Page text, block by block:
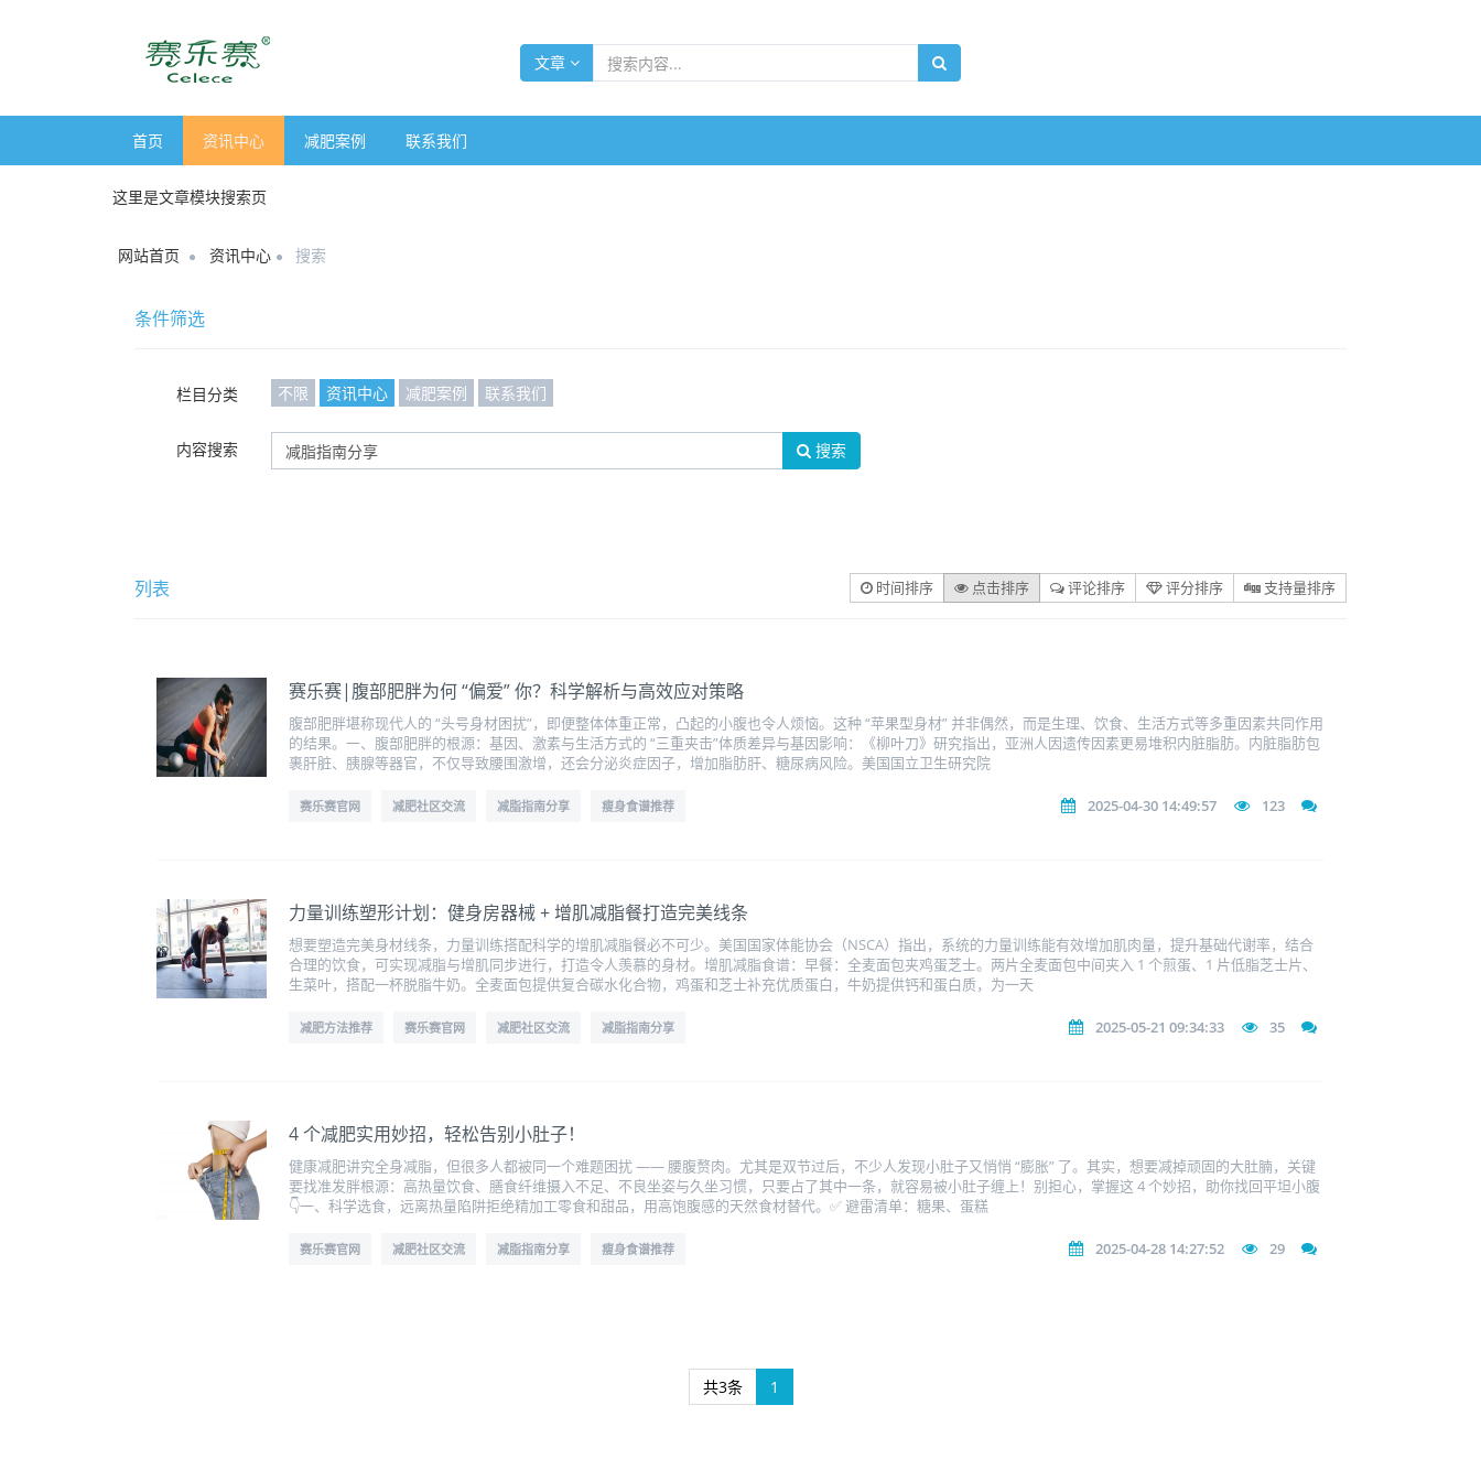
文章
首页 资讯中心 减肥案例 联系我们
这里是文章模块搜索页
网站首页 资讯中心 搜索
条件筛选
栏目分类 不限 资讯中心 减肥案例 联系我们
内容搜索 搜索
列表 时间排序 点击排序 评论排序 评分排序 支持量排序
赛乐赛|腹部肥胖为何 “偏爱” 你？科学解析与高效应对策略
腹部肥胖堪称现代人的 “头号身材困扰”，即便整体体重正常，凸起的小腹也令人烦恼。这种 “苹果型身材” 并非偶然，而是生理、饮食、生活方式等多重因素共同作用
的结果。一、腹部肥胖的根源：基因、激素与生活方式的 “三重夹击”体质差异与基因影响：《柳叶刀》研究指出，亚洲人因遗传因素更易堆积内脏脂肪。内脏脂肪包
裹肝脏、胰腺等器官，不仅导致腰围激增，还会分泌炎症因子，增加脂肪肝、糖尿病风险。美国国立卫生研究院
赛乐赛官网 减肥社区交流 减脂指南分享 瘦身食谱推荐 2025-04-30 14:49:57 123
力量训练塑形计划：健身房器械 + 增肌减脂餐打造完美线条
想要塑造完美身材线条，力量训练搭配科学的增肌减脂餐必不可少。美国国家体能协会（NSCA）指出，系统的力量训练能有效增加肌肉量，提升基础代谢率，结合
合理的饮食，可实现减脂与增肌同步进行，打造令人羡慕的身材。增肌减脂食谱：早餐：全麦面包夹鸡蛋芝士。两片全麦面包中间夹入 1 个煎蛋、1 片低脂芝士片、
生菜叶，搭配一杯脱脂牛奶。全麦面包提供复合碳水化合物，鸡蛋和芝士补充优质蛋白，牛奶提供钙和蛋白质，为一天
减肥方法推荐 赛乐赛官网 减肥社区交流 减脂指南分享 2025-05-21 09:34:33 35
4 个减肥实用妙招，轻松告别小肚子！
健康减肥讲究全身减脂，但很多人都被同一个难题困扰 —— 腰腹赘肉。尤其是双节过后，不少人发现小肚子又悄悄 “膨胀” 了。其实，想要减掉顽固的大肚腩，关键
要找准发胖根源：高热量饮食、膳食纤维摄入不足、不良坐姿与久坐习惯，只要占了其中一条，就容易被小肚子缠上！别担心，掌握这 4 个妙招，助你找回平坦小腹
👇一、科学选食，远离热量陷阱拒绝精加工零食和甜品，用高饱腹感的天然食材替代。✅ 避雷清单：糖果、蛋糕
赛乐赛官网 减肥社区交流 减脂指南分享 瘦身食谱推荐 2025-04-28 14:27:52 29
共3条 1